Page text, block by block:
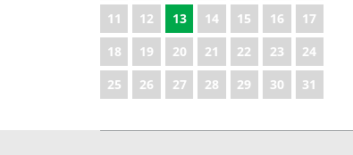
11
12 13 14 15 16
17
18
19 20 21 22 23
24
25
26 27 28 29 30 31